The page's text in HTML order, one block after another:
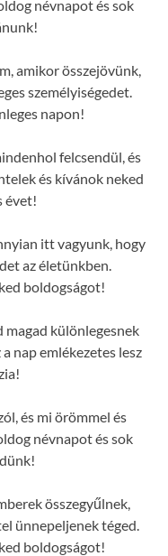
névnapot és sok
amikor összejövünk,
személyiségedet.
napon!
felcsendül, és
és kívánok neked
évet!
itt vagyunk, hogy
az életünkben.
boldogságot!
különlegesnek
nap emlékezetes lesz
és mi örömmel és
névnapot és sok
összegyűlnek,
ünnepeljenek téged.
boldogságot!